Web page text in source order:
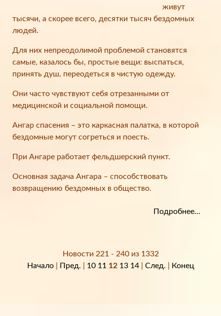
живут
тысячи, а скорее всего, десятки тысяч бездомных
людей.
Для них непреодолимой проблемой становятся
самые, казалось бы, простые вещи: выспаться,
принять душ, переодеться в чистую одежду.
Они часто чувствуют себя отрезанными от
медицинской и социальной помощи.
Ангар спасения – это каркасная палатка, в которой
бездомные могут согреться и поесть.
При Ангаре работает фельдшерский пункт.
Основная задача Ангара – способствовать
возвращению бездомных в общество.
Подробнее...
Новости 221 - 240 из 1332
Начало| Пред. 10 11 12 13 14| След. Конец